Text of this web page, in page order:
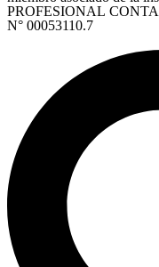
PROFESIONAL
N° 00053110.7